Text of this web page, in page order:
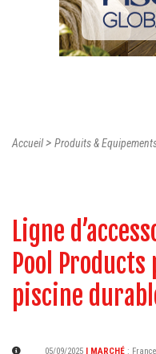
Accueil> Produits &
Ligne
Pool
piscine
05/09/2025 | MARCHÉ : France